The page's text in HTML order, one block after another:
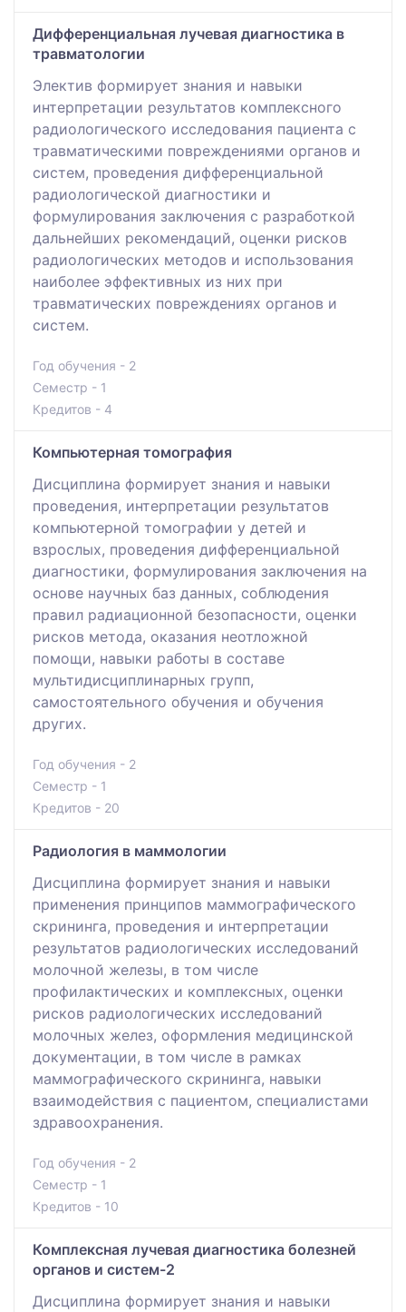
Дифференциальная лучевая диагностика в
травматологии
Электив формирует знания и навыки
интерпретации результатов комплексного
радиологического исследования пациента с
травматическими повреждениями органов и
систем, проведения дифференциальной
радиологической диагностики и
формулирования заключения с разработкой
дальнейших рекомендаций, оценки рисков
радиологических методов и использования
наиболее эффективных из них при
травматических повреждениях органов и
систем.
Год обучения - 2
Семестр - 1
Кредитов - 4
Компьютерная томография
Дисциплина формирует знания и навыки
проведения, интерпретации результатов
компьютерной томографии у детей и
взрослых, проведения дифференциальной
диагностики, формулирования заключения на
основе научных баз данных, соблюдения
правил радиационной безопасности, оценки
рисков метода, оказания неотложной
помощи, навыки работы в составе
мультидисциплинарных групп,
самостоятельного обучения и обучения
других.
Год обучения - 2
Семестр - 1
Кредитов - 20
Радиология в маммологии
Дисциплина формирует знания и навыки
применения принципов маммографического
скрининга, проведения и интерпретации
результатов радиологических исследований
молочной железы, в том числе
профилактических и комплексных, оценки
рисков радиологических исследований
молочных желез, оформления медицинской
документации, в том числе в рамках
маммографического скрининга, навыки
взаимодействия с пациентом, специалистами
здравоохранения.
Год обучения - 2
Семестр - 1
Кредитов - 10
Комплексная лучевая диагностика болезней
органов и систем-2
Дисциплина формирует знания и навыки